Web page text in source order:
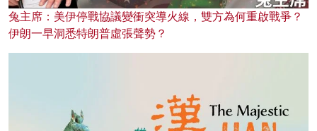
兔主席：美伊停戰協議變衝突導火線，雙方為何重啟戰爭？
伊朗一早洞悉特朗普虛張聲勢？